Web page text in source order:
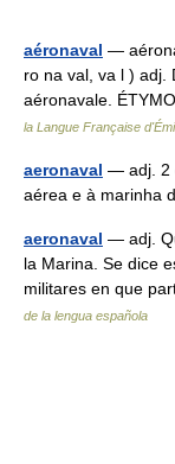
aéronaval —
ro na val, va l ) adj.
aéronavale.
la Langue Française
aeronaval — adj. 2
aérea e à marinha
aeronaval — adj.
la Marina. Se dice
militares en que
de la lengua española